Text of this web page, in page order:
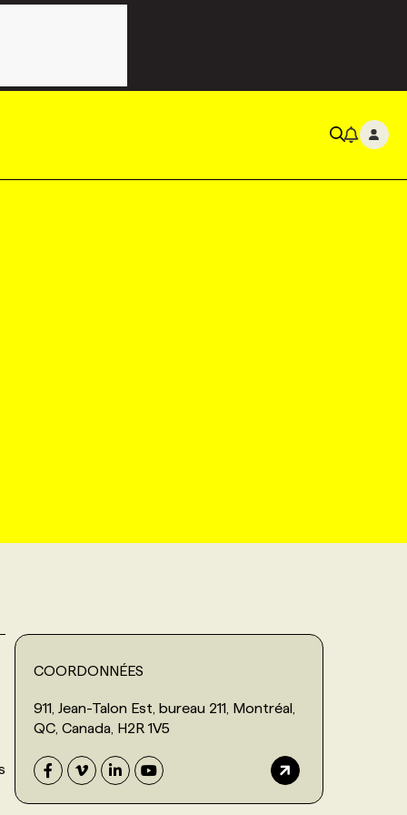
COORDONNÉES
911, Jean-Talon Est, bureau 211, Montréal,
QC, Canada, H2R 1V5